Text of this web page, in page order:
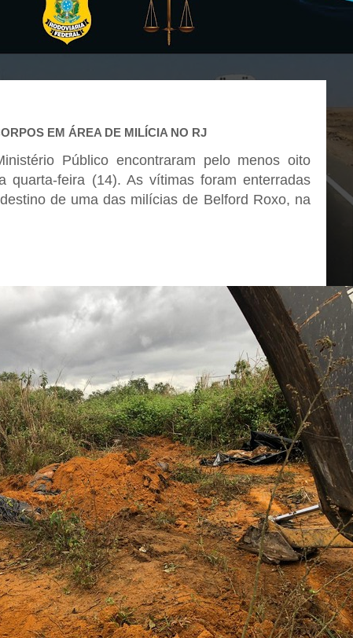
EM ÁREA DE MILÍCIA NO RJ
Público encontraram pelo menos oito
quarta-feira (14). As vítimas foram enterradas
de uma das milícias de Belford Roxo, na